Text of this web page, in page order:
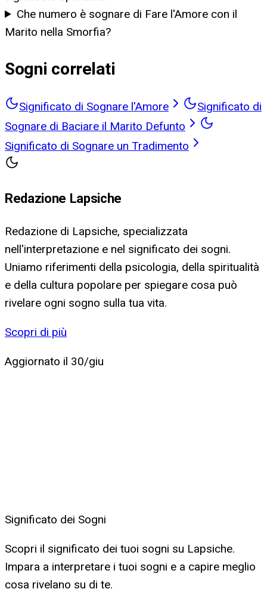
Che numero è sognare di Fare l'Amore con il
Marito nella Smorfia?
Sogni correlati
Significato di Sognare l'Amore
Significato di
Sognare di Baciare il Marito Defunto
Significato di Sognare un Tradimento
Redazione Lapsiche
Redazione di Lapsiche, specializzata
nell'interpretazione e nel significato dei sogni.
Uniamo riferimenti della psicologia, della spiritualità
e della cultura popolare per spiegare cosa può
rivelare ogni sogno sulla tua vita.
Scopri di più
Aggiornato il 30/giu
Significato dei Sogni
Scopri il significato dei tuoi sogni su Lapsiche.
Impara a interpretare i tuoi sogni e a capire meglio
cosa rivelano su di te.